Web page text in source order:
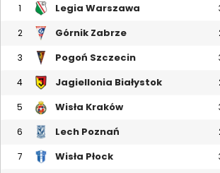
1 Legia Warszawa
2 Górnik Zabrze
3 Pogoń Szczecin
4 Jagiellonia Białystok
5 Wisła Kraków
6 Lech Poznań
7 Wisła Płock